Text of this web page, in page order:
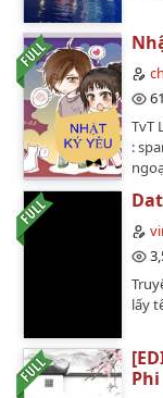
TvT
:
lấy
Phi